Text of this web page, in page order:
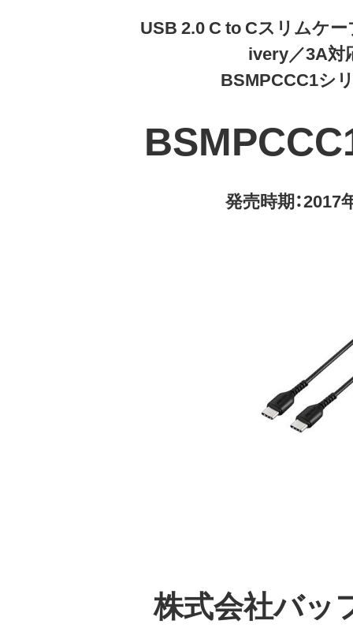
USB 2.0 C to Cスリムケ
ivery／3A対
BSMPCCC1シ
発売時期：2017
株式会社バッ